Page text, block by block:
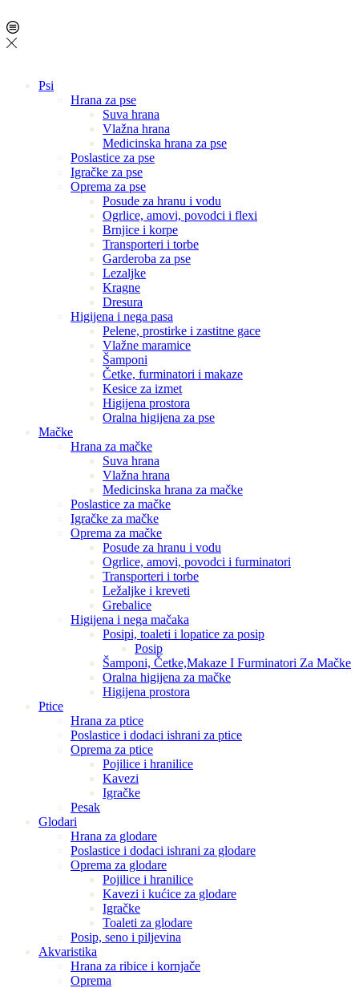
Psi
Hrana za pse
Suva hrana
Vlažna hrana
Medicinska hrana za pse
Poslastice za pse
Igračke za pse
Oprema za pse
Posude za hranu i vodu
Ogrlice, amovi, povodci i flexi
Brnjice i korpe
Transporteri i torbe
Garderoba za pse
Lezaljke
Kragne
Dresura
Higijena i nega pasa
Pelene, prostirke i zastitne gace
Vlažne maramice
Šamponi
Četke, furminatori i makaze
Kesice za izmet
Higijena prostora
Oralna higijena za pse
Mačke
Hrana za mačke
Suva hrana
Vlažna hrana
Medicinska hrana za mačke
Poslastice za mačke
Igračke za mačke
Oprema za mačke
Posude za hranu i vodu
Ogrlice, amovi, povodci i furminatori
Transporteri i torbe
Ležaljke i kreveti
Grebalice
Higijena i nega mačaka
Posipi, toaleti i lopatice za posip
Posip
Šamponi, Četke,Makaze I Furminatori Za Mačke
Oralna higijena za mačke
Higijena prostora
Ptice
Hrana za ptice
Poslastice i dodaci ishrani za ptice
Oprema za ptice
Pojilice i hranilice
Kavezi
Igračke
Pesak
Glodari
Hrana za glodare
Poslastice i dodaci ishrani za glodare
Oprema za glodare
Pojilice i hranilice
Kavezi i kućice za glodare
Igračke
Toaleti za glodare
Posip, seno i piljevina
Akvaristika
Hrana za ribice i kornjače
Oprema